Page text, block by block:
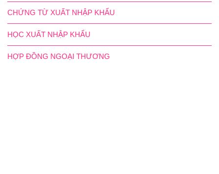
CHỨNG TỪ XUẤT NHẬP KHẨU
HỌC XUẤT NHẬP KHẨU
HỢP ĐỒNG NGOẠI THƯƠNG